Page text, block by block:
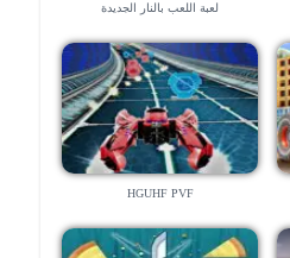
لعبة اللعب بالنار الجديدة
HGUHF PVF